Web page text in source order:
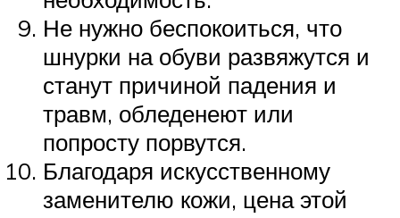
Не нужно беспокоиться, что
шнурки на обуви развяжутся и
станут причиной падения и
травм, обледенеют или
попросту порвутся.
Благодаря искусственному
заменителю кожи, цена этой